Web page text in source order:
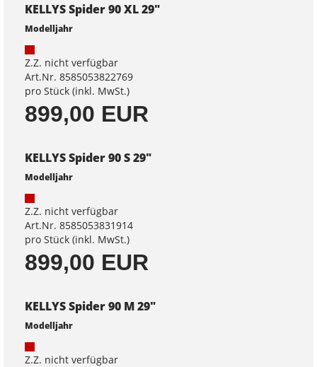
KELLYS Spider 90 XL 29"
Modelljahr
Z.Z. nicht verfügbar
Art.Nr. 8585053822769
pro Stück (inkl. MwSt.)
899,00 EUR
KELLYS Spider 90 S 29"
Modelljahr
Z.Z. nicht verfügbar
Art.Nr. 8585053831914
pro Stück (inkl. MwSt.)
899,00 EUR
KELLYS Spider 90 M 29"
Modelljahr
Z.Z. nicht verfügbar